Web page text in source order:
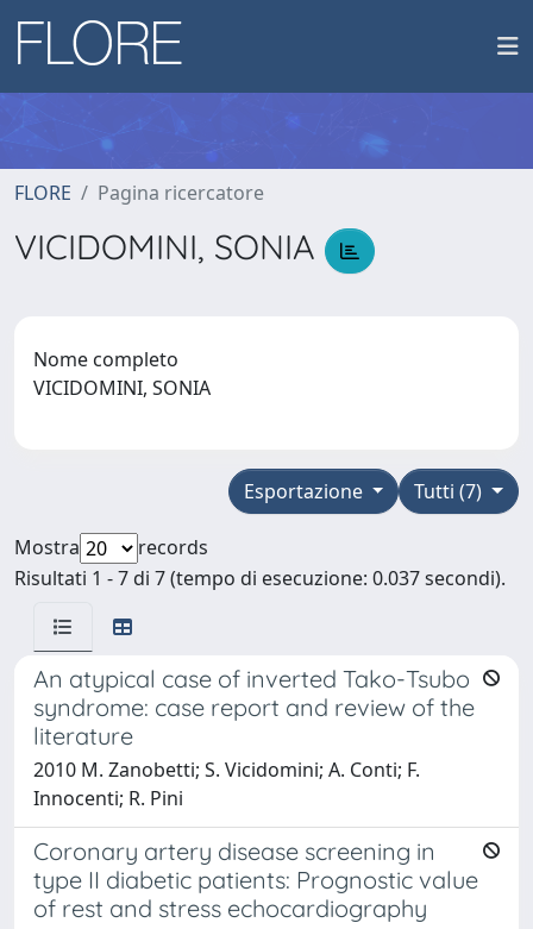
FLORE Pagina ricercatore
VICIDOMINI, SONIA
Nome completo
VICIDOMINI, SONIA
Tutti (7)
Esportazione
Mostra
records
Risultati 1 - 7 di 7 (tempo di esecuzione: 0.037 secondi).
An atypical case of inverted Tako-Tsubo
syndrome: case report and review of the
literature
2010 M. Zanobetti; S. Vicidomini; A. Conti; F.
Innocenti; R. Pini
Coronary artery disease screening in
type II diabetic patients: Prognostic value
of rest and stress echocardiography